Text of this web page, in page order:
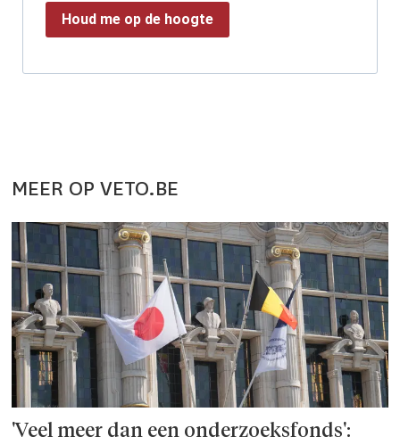
Houd me op de hoogte
MEER OP VETO.BE
'Veel meer dan een onderzoeks­fonds':